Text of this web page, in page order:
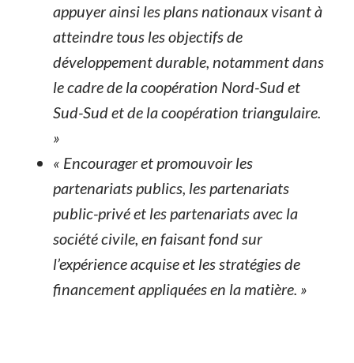
appuyer ainsi les plans nationaux visant à
atteindre tous les objectifs de
développement durable, notamment dans
le cadre de la coopération Nord-Sud et
Sud-Sud et de la coopération triangulaire.
»
« Encourager et promouvoir les
partenariats publics, les partenariats
public-privé et les partenariats avec la
société civile, en faisant fond sur
l’expérience acquise et les stratégies de
financement appliquées en la matière. »